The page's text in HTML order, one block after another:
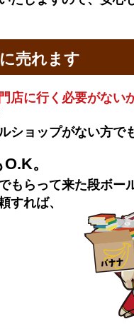
売れます
店に行く必要がない
ショップがない方で
。
もらって来た段ボー
すれば、